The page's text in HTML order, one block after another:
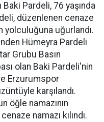
Pardeli, 76 yaşında
düzenlenen cenaze
yolculuğuna uğurlandı.
Hümeyra Pardeli
Grubu Basın
olan Baki Pardeli'nin
Erzurumspor
karşılandı.
öğle namazının
namazı kılındı.